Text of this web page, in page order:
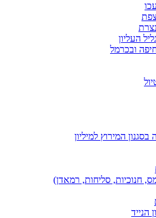
העליון
ובכרמל
המירוץ למיליון
חנוכיות, סליחות, רמאדן)